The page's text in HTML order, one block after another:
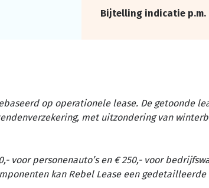
Bijtelling indicatie p.m.
op operationele lease. De getoonde
met uitzondering van
voor personenauto’s en € 250,- voor
kan Rebel Lease een